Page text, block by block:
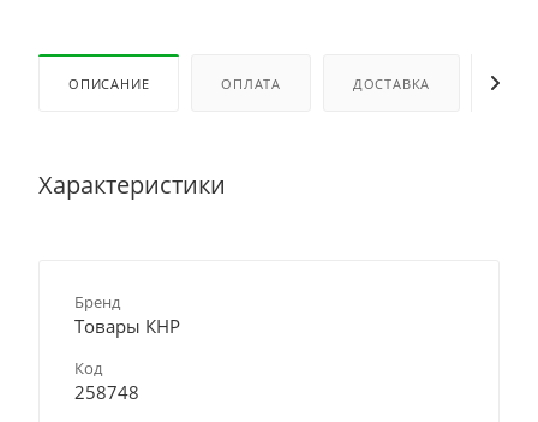
ОПИСАНИЕ ОПЛАТА ДОСТАВКА
Характеристики
Бренд
Товары КНР
Код
258748